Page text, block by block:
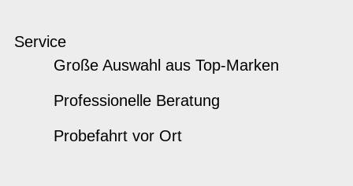
Service
Große Auswahl aus Top-Marken
Professionelle Beratung
Probefahrt vor Ort